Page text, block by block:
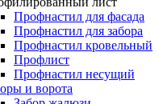
Профнастил для фасада
Профнастил для забора
Профнастил кровельный
Профлист
Профнастил несущий
и ворота